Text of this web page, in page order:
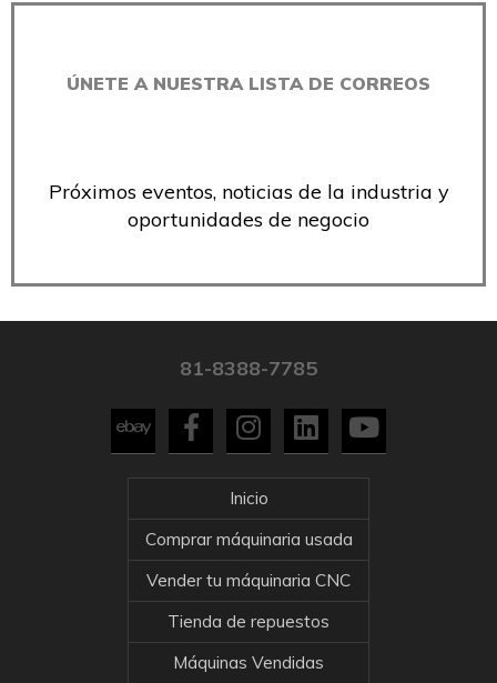
ÚNETE A NUESTRA LISTA DE CORREOS
Próximos eventos, noticias de la industria y
oportunidades de negocio
81-8388-7785
Inicio
Comprar máquinaria usada
Vender tu máquinaria CNC
Tienda de repuestos
Máquinas Vendidas